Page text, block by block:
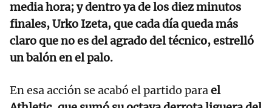
media hora; y dentro ya de los diez minutos
finales, Urko Izeta, que cada día queda más
claro que no es del agrado del técnico, estrelló
un balón en el palo.
En esa acción se acabó el partido parael